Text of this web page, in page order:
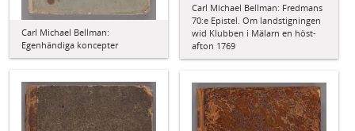
Carl Michael Bellman: Fredmans
70:e Epistel. Om landstigningen
wid Klubben i Mälarn en höst-
afton 1769
Carl Michael Bellman:
Egenhändiga koncepter